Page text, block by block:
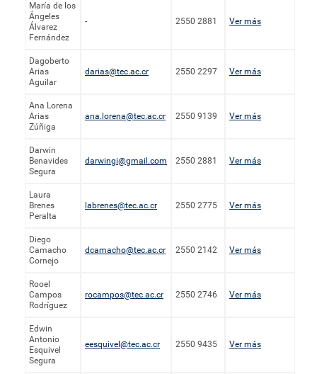
María de los
Ángeles
Álvarez
Fernández
- 2550 2881 Ver más
Dagoberto
Arias
Aguilar
darias@tec.ac.cr 2550 2297 Ver más
Ana Lorena
Arias
Zúñiga
ana.lorena@tec.ac.cr 2550 9139 Ver más
Darwin
Benavides
Segura
darwingi@gmail.com 2550 2881 Ver más
Laura
Brenes
Peralta
labrenes@tec.ac.cr 2550 2775 Ver más
Diego
Camacho
Cornejo
dcamacho@tec.ac.cr 2550 2142 Ver más
Rooel
Campos
Rodríguez
rocampos@tec.ac.cr 2550 2746 Ver más
Edwin
Antonio
Esquivel
Segura
eesquivel@tec.ac.cr 2550 9435 Ver más